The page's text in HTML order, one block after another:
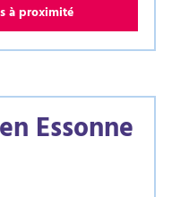
à proximité
Essonne